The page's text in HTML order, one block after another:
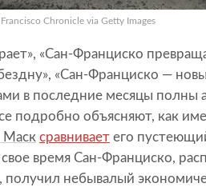
Chronicle via Getty Images
«Сан-Франциско
«Сан-Франциско —
в последние месяцы
подробно объясняют, как
Маск сравнивает его
время Сан-Франциско,
небывалый